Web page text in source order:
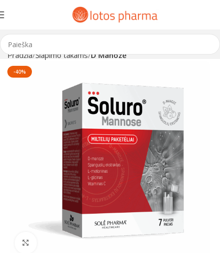
Pradžia Šlapimo takams D Manozė
-40%